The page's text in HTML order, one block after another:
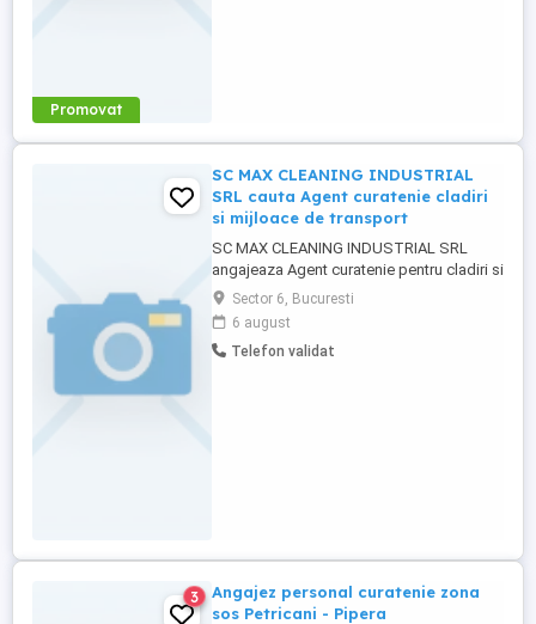
Promovat
SC MAX CLEANING INDUSTRIAL
SRL cauta Agent curatenie cladiri
si mijloace de transport
SC MAX CLEANING INDUSTRIAL SRL
angajeaza Agent curatenie pentru cladiri si
mijloace de transport cod cor 515302
Responsabilitati: * Curatenia si intretinerea
spatiilor interioare si exterioare ale
cladirilor. * Curatarea si igienizarea
Sector 6, Bucuresti
6 august
Telefon validat
3
Angajez personal curatenie zona
sos Petricani - Pipera